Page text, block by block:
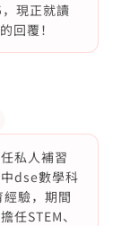
現正就讀
回覆！
私人補習
dse數學科
驗，期間
任STEM、